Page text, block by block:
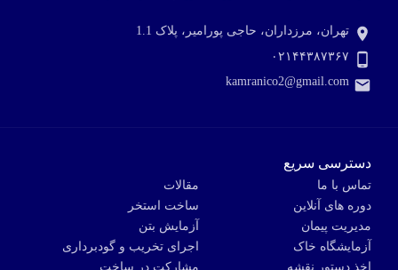
تهران، مرزداران، حاجی پورامیر، پلاک 1.1
۰۲۱۴۴۳۸۷۳۶۷
kamranico2@gmail.com
دسترسی سریع
تماس با ما
مقالات
دوره های آنلاین
ساخت استخر
مدیریت پیمان
آزمایش بتن
آزمایشگاه خاک
اجرای تخریب و گودبرداری
اخذ دستور نقشه
مشارکت در ساخت